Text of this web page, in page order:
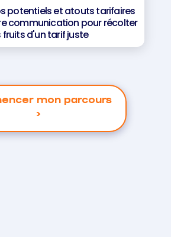
potentiels et atouts tarifaires
communication pour récolter
fruits d'un tarif juste
mon parcours
>